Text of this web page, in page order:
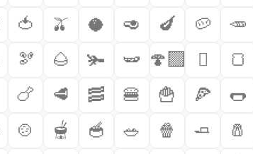
🍅 🫒 🥥 🥑 🍆 🥔 🥕
🫘 🌰 🫚 🫛 🍄‍🟫 🫜 🍞
🍗 🥩 🥓 🍔 🍟 🍕 🌭
🍲 🫕 🥣 🥗 🍿 🧈 🧂